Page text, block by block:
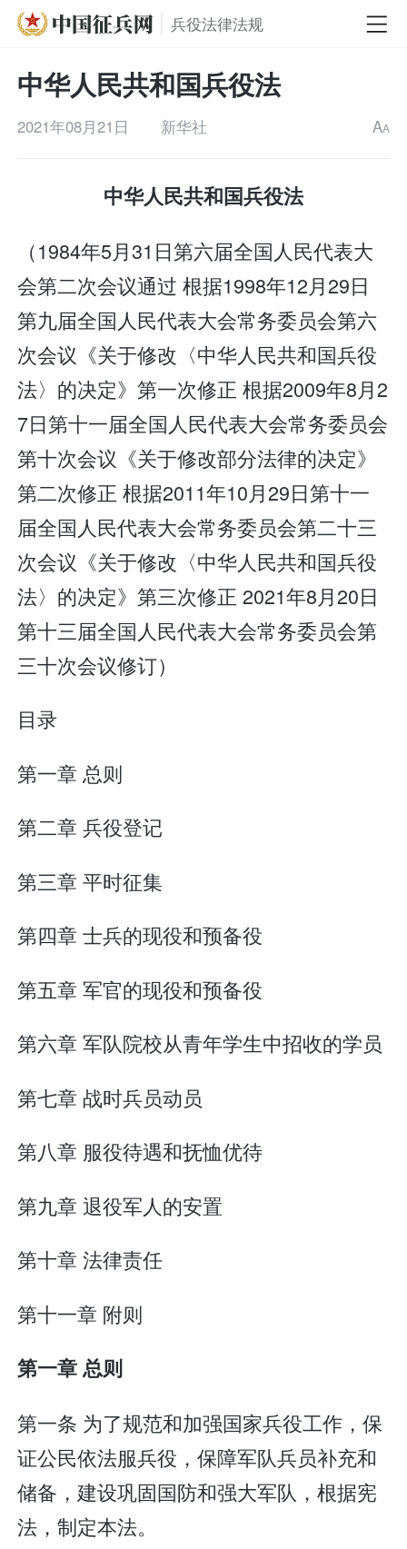
兵役法律法规
中华人民共和国兵役法
2021年08月21日 新华社 AA
中华人民共和国兵役法
（1984年5月31日第六届全国人民代表大
会第二次会议通过 根据1998年12月29日
第九届全国人民代表大会常务委员会第六
次会议《关于修改〈中华人民共和国兵役
法〉的决定》第一次修正 根据2009年8月2
7日第十一届全国人民代表大会常务委员会
第十次会议《关于修改部分法律的决定》
第二次修正 根据2011年10月29日第十一
届全国人民代表大会常务委员会第二十三
次会议《关于修改〈中华人民共和国兵役
法〉的决定》第三次修正 2021年8月20日
第十三届全国人民代表大会常务委员会第
三十次会议修订）
目录
第一章 总则
第二章 兵役登记
第三章 平时征集
第四章 士兵的现役和预备役
第五章 军官的现役和预备役
第六章 军队院校从青年学生中招收的学员
第七章 战时兵员动员
第八章 服役待遇和抚恤优待
第九章 退役军人的安置
第十章 法律责任
第十一章 附则
第一章 总则
第一条 为了规范和加强国家兵役工作，保
证公民依法服兵役，保障军队兵员补充和
储备，建设巩固国防和强大军队，根据宪
法，制定本法。